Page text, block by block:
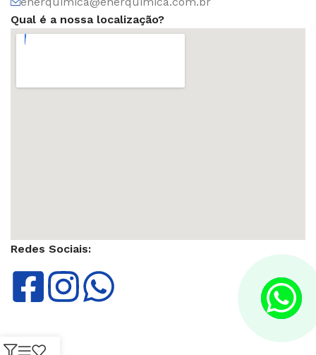
Qual é a nossa localização?
Redes Sociais: